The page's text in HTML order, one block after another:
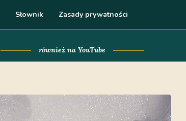
Słownik Zasady prywatności
również na YouTube